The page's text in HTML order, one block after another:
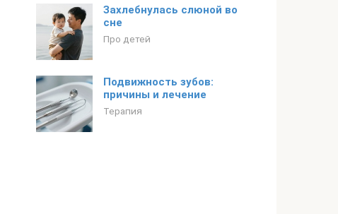
Захлебнулась слюной во
сне
Про детей
Подвижность зубов:
причины и лечение
Терапия